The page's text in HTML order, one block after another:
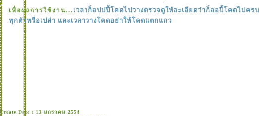
เพื่อผลการใข้งาน... เวลาก็อปปปี้โคดไปวางตรวจดูให้ละเอียดว่าก็ออปี้โคดไปครบ
ทุกตัวหรือเปล่า และเวลาวางโคดอย่าให้โคดแตกแถว
Create Date : 13 มกราคม 2554